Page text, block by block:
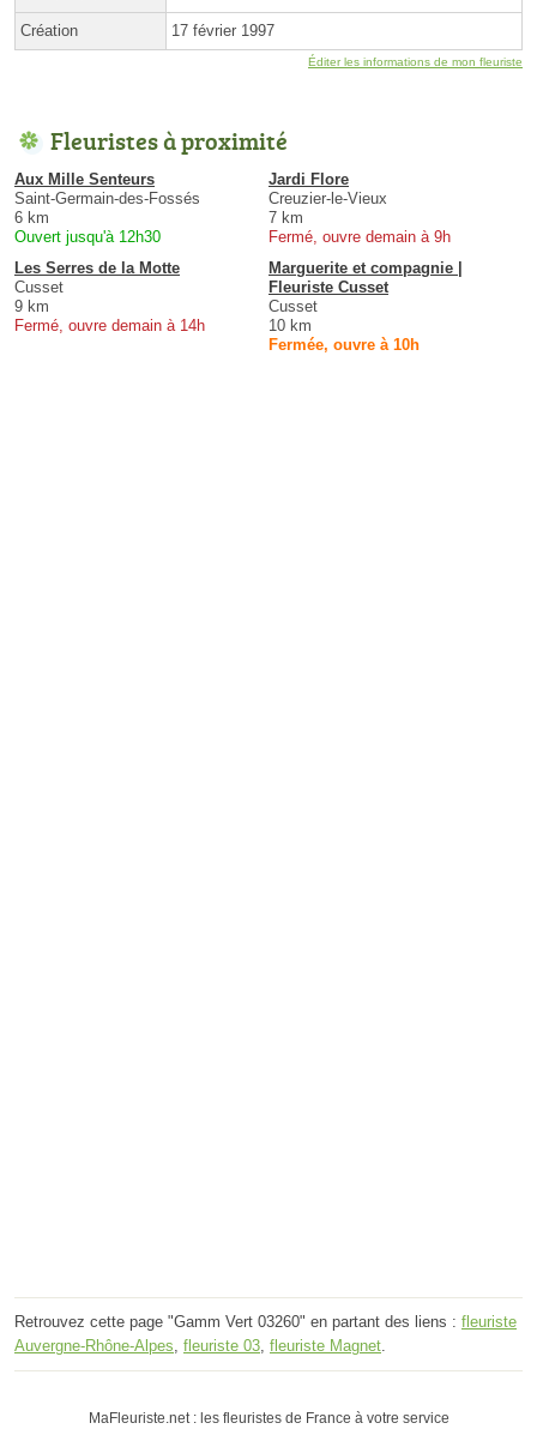
Création 17 février 1997
Éditer les informations de mon fleuriste
Fleuristes à proximité
Aux Mille Senteurs
Saint-Germain-des-Fossés
6 km
Ouvert jusqu'à 12h30
Jardi Flore
Creuzier-le-Vieux
7 km
Fermé, ouvre demain à 9h
Les Serres de la Motte
Cusset
9 km
Fermé, ouvre demain à 14h
Marguerite et compagnie |
Fleuriste Cusset
Cusset
10 km
Fermée, ouvre à 10h
Retrouvez cette page "Gamm Vert 03260" en partant des liens : fleuriste
Auvergne-Rhône-Alpes fleuriste 03 fleuriste Magnet
MaFleuriste.net : les fleuristes de France à votre service